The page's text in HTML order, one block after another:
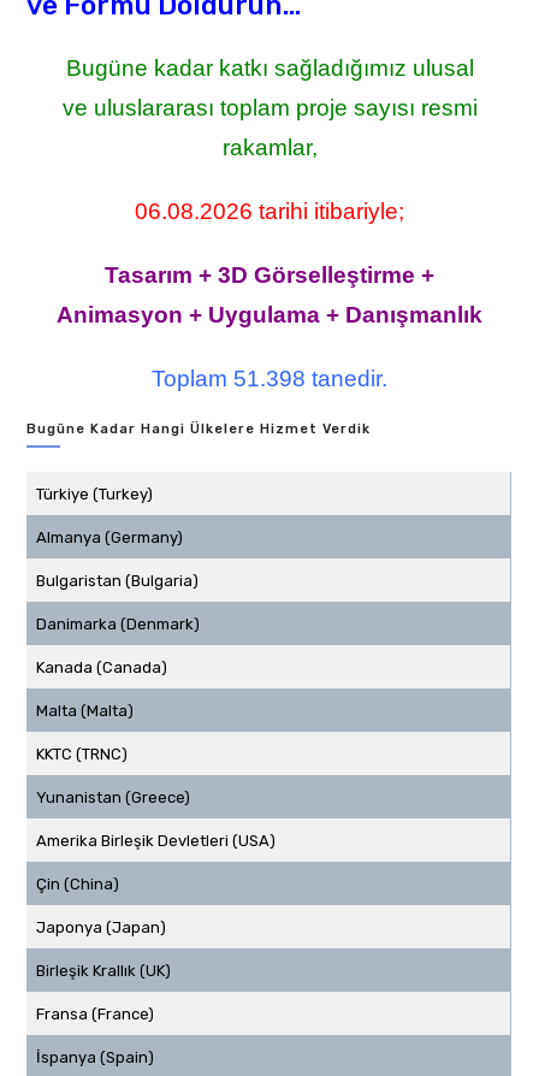
Bugüne kadar katkı sağladığımız ulusal
ve uluslararası toplam proje sayısı resmi
rakamlar,
06.08.2026 tarihi itibariyle;
Tasarım + 3D Görselleştirme +
Animasyon + Uygulama + Danışmanlık
Toplam 51.398 tanedir.
Bugüne Kadar Hangi Ülkelere Hizmet Verdik
Türkiye (Turkey)
Almanya (Germany)
Bulgaristan (Bulgaria)
Danimarka (Denmark)
Kanada (Canada)
Malta (Malta)
KKTC (TRNC)
Yunanistan (Greece)
Amerika Birleşik Devletleri (USA)
Çin (China)
Japonya (Japan)
Birleşik Krallık (UK)
Fransa (France)
İspanya (Spain)